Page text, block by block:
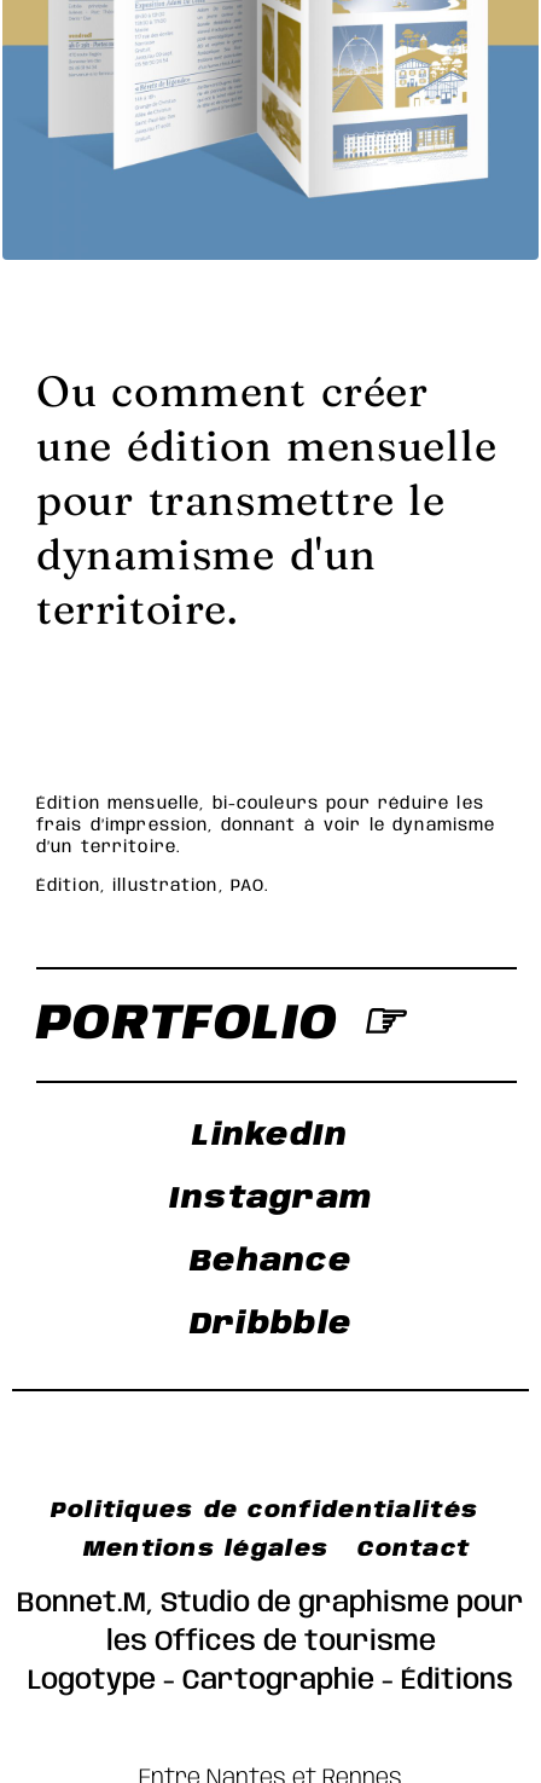
Ou comment créer
une édition mensuelle
pour transmettre le
dynamisme d'un
territoire.
Édition mensuelle, bi-couleurs pour réduire les
frais d’impression, donnant à voir le dynamisme
d’un territoire.
Édition, illustration, PAO.
PORTFOLIO ☞
LinkedIn
Instagram
Behance
Dribbble
Politiques de confidentialités
Mentions légales
Contact
Bonnet.M, Studio de graphisme pour
les Offices de tourisme
Logotype - Cartographie - Éditions